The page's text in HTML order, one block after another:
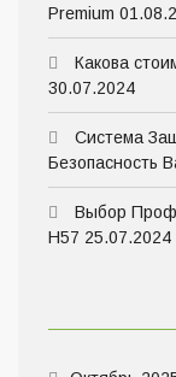
Premium
Какова
30.07.2024
Система
Безопасность
Выбор
Н57 25.07.2024